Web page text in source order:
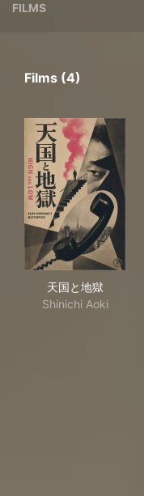
FILMS
Films (4)
天国と地獄
Shinichi Aoki